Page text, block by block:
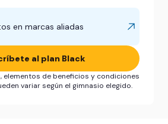
en marcas aliadas
al plan Black
elementos de beneficios y condiciones
variar según el gimnasio elegido.